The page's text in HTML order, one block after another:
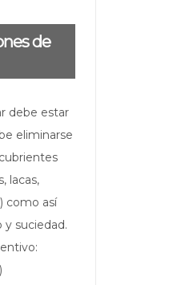
de
debe estar
eliminarse
lacas,
como así
suciedad.